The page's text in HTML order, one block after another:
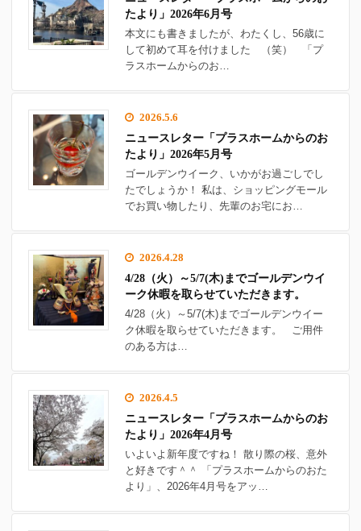
たより」2026年6月号
本文にも書きましたが、わたくし、56歳に
して初めて耳を付けました （笑） 「プ
ラスホームからのお…
2026.5.6
ニュースレター「プラスホームからのお
たより」2026年5月号
ゴールデンウイーク、いかがお過ごしでし
たでしょうか！ 私は、ショッピングモール
でお買い物したり、先輩のお宅にお…
2026.4.28
4/28（火）～5/7(木)までゴールデンウイ
ーク休暇を取らせていただきます。
4/28（火）～5/7(木)までゴールデンウイー
ク休暇を取らせていただきます。 ご用件
のある方は…
2026.4.5
ニュースレター「プラスホームからのお
たより」2026年4月号
いよいよ新年度ですね！ 散り際の桜、意外
と好きです＾＾ 「プラスホームからのおた
より」、2026年4月号をアッ…